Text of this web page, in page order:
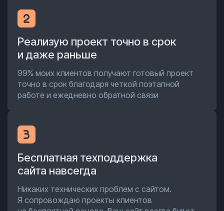
Реализую проект точно в срок
и даже раньше
99% моих клиентов получают готовый проект
точно в срок благодаря четкой поэтапной
работе и ежедневно обратной связи
Бесплатная техподдержка
сайта навсегда
Никаких технических проблем с сайтом.
Я сопровождаю проекты клиентов